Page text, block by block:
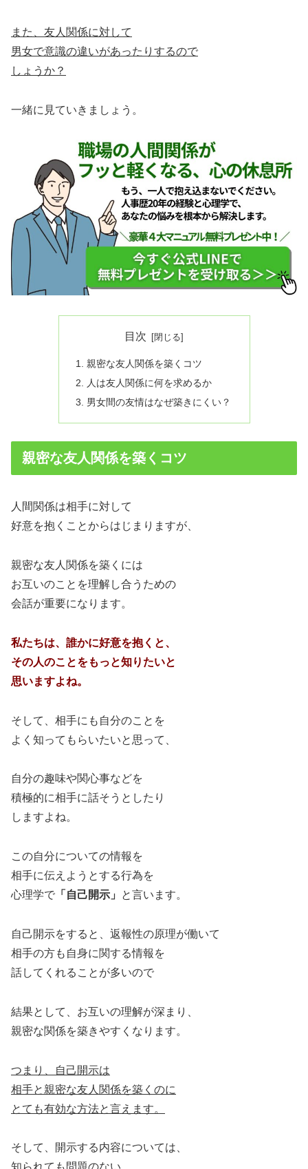
また、友人関係に対して
男女で意識の違いがあったりするので
しょうか？
一緒に見ていきましょう。
目次
親密な友人関係を築くコツ
人は友人関係に何を求めるか
男女間の友情はなぜ築きにくい？
親密な友人関係を築くコツ
人間関係は相手に対して
好意を抱くことからはじまりますが、
親密な友人関係を築くには
お互いのことを理解し合うための
会話が重要になります。
私たちは、誰かに好意を抱くと、
その人のことをもっと知りたいと
思いますよね。
そして、相手にも自分のことを
よく知ってもらいたいと思って、
自分の趣味や関心事などを
積極的に相手に話そうとしたり
しますよね。
この自分についての情報を
相手に伝えようとする行為を
心理学で 「自己開示」 と言います。
自己開示をすると、返報性の原理が働いて
相手の方も自身に関する情報を
話してくれることが多いので
結果として、お互いの理解が深まり、
親密な関係を築きやすくなります。
つまり、自己開示は
相手と親密な友人関係を築くのに
とても有効な方法と言えます。
そして、開示する内容については、